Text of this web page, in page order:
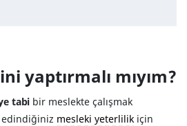
yaptırmalı mıyım?
tabi bir meslekte çalışmak
edindiğiniz mesleki yeterlilikiçin